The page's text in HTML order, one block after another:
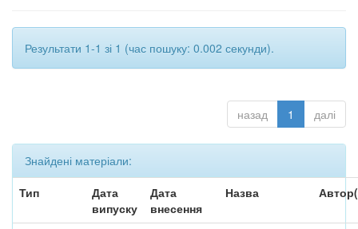
Результати 1-1 зі 1 (час пошуку: 0.002 секунди).
назад 1 далі
Знайдені матеріали:
Тип
Дата
випуску
Дата
внесення
Назва